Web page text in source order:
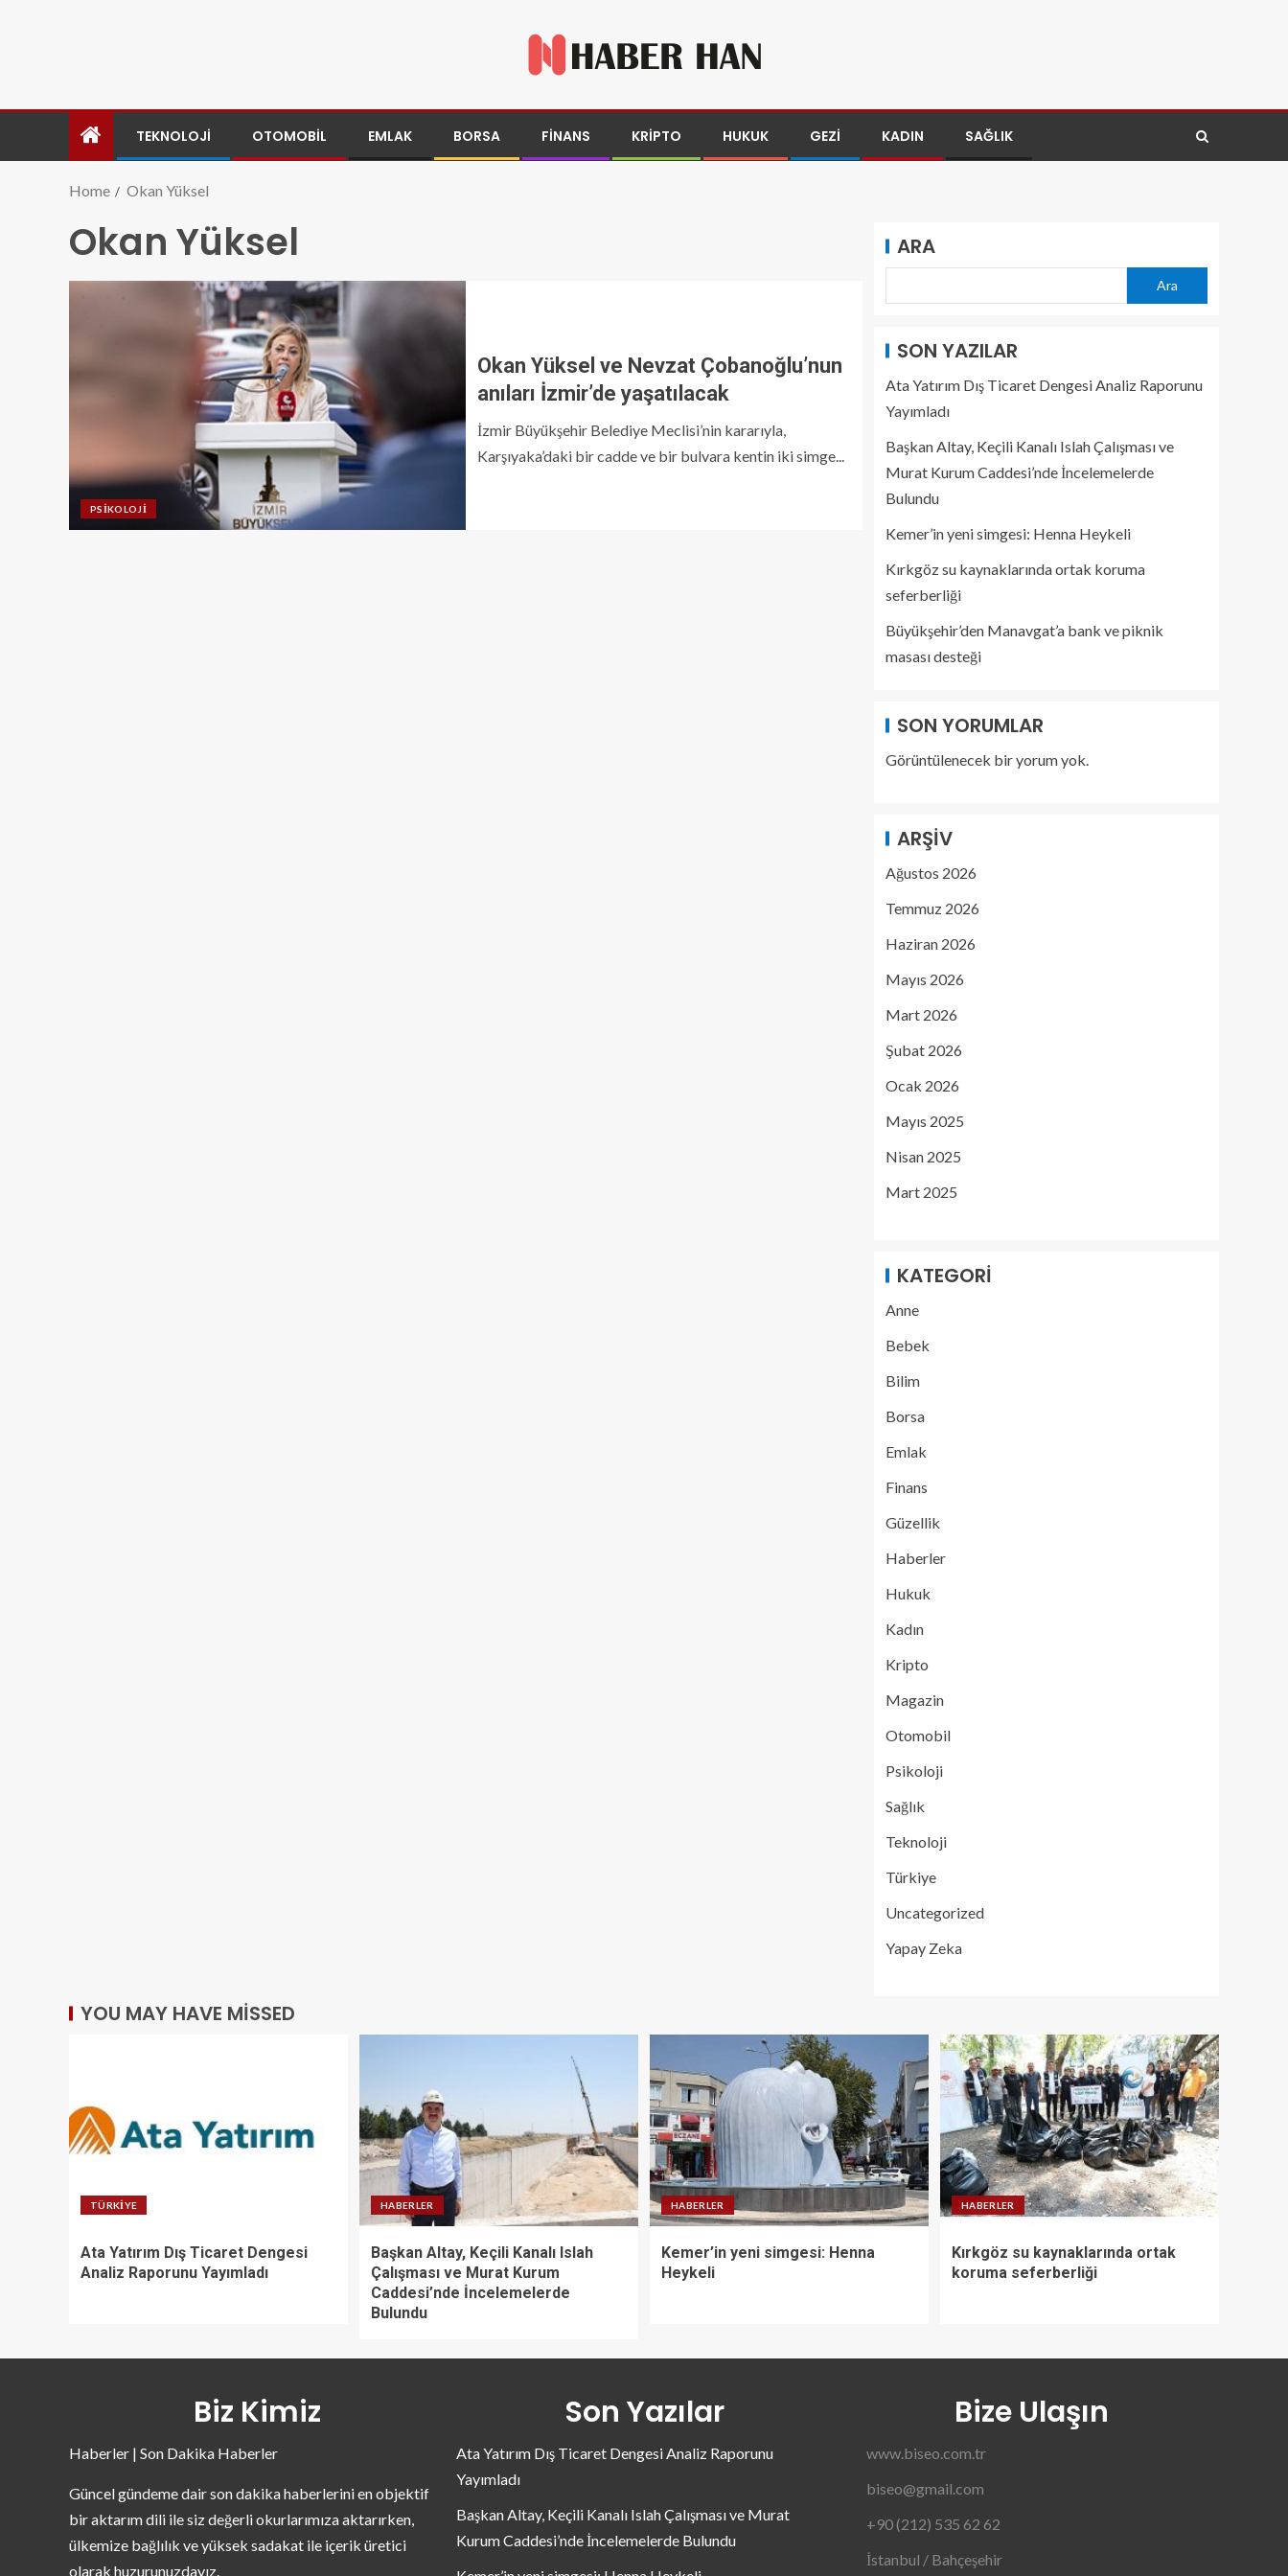
TEKNOLOJI OTOMOBIL EMLAK BORSA FINANS KRIPTO HUKUK GEZI KADIN SAĞLIK
Home Okan Yüksel
Okan Yüksel
PSIKOLOJI
Okan Yüksel ve Nevzat Çobanoğlu’nun
anıları İzmir’de yaşatılacak
İzmir Büyükşehir Belediye Meclisi’nin kararıyla,
Karşıyaka’daki bir cadde ve bir bulvara kentin iki simge...
ARA
Ara
SON YAZILAR
Ata Yatırım Dış Ticaret Dengesi Analiz Raporunu
Yayımladı
Başkan Altay, Keçili Kanalı Islah Çalışması ve
Murat Kurum Caddesi’nde İncelemelerde
Bulundu
Kemer’in yeni simgesi: Henna Heykeli
Kırkgöz su kaynaklarında ortak koruma
seferberliği
Büyükşehir’den Manavgat’a bank ve piknik
masası desteği
SON YORUMLAR
Görüntülenecek bir yorum yok.
ARŞIV
Ağustos 2026
Temmuz 2026
Haziran 2026
Mayıs 2026
Mart 2026
Şubat 2026
Ocak 2026
Mayıs 2025
Nisan 2025
Mart 2025
KATEGORI
Anne
Bebek
Bilim
Borsa
Emlak
Finans
Güzellik
Haberler
Hukuk
Kadın
Kripto
Magazin
Otomobil
Psikoloji
Sağlık
Teknoloji
Türkiye
Uncategorized
Yapay Zeka
YOU MAY HAVE MISSED
TÜRKIYE
Ata Yatırım Dış Ticaret Dengesi
Analiz Raporunu Yayımladı
HABERLER
Başkan Altay, Keçili Kanalı Islah
Çalışması ve Murat Kurum
Caddesi’nde İncelemelerde
Bulundu
HABERLER
Kemer’in yeni simgesi: Henna
Heykeli
HABERLER
Kırkgöz su kaynaklarında ortak
koruma seferberliği
Biz Kimiz
Haberler | Son Dakika Haberler
Güncel gündeme dair son dakika haberlerini en objektif
bir aktarım dili ile siz değerli okurlarımıza aktarırken,
ülkemize bağlılık ve yüksek sadakat ile içerik üretici
olarak huzurunuzdayız.
Son Yazılar
Ata Yatırım Dış Ticaret Dengesi Analiz Raporunu
Yayımladı
Başkan Altay, Keçili Kanalı Islah Çalışması ve Murat
Kurum Caddesi’nde İncelemelerde Bulundu
Bize Ulaşın
www.biseo.com.tr
biseo@gmail.com
+90 (212) 535 62 62
İstanbul / Bahçeşehir